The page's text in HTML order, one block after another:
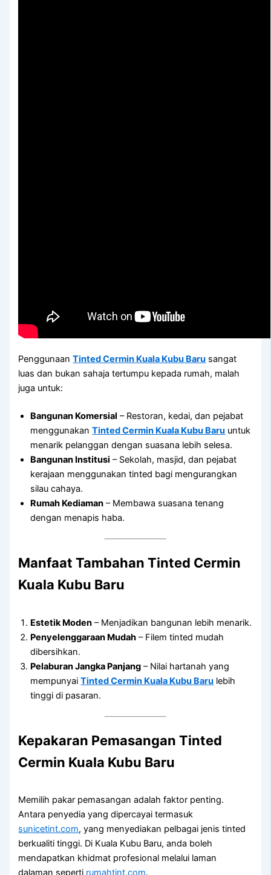
PenggunaanTinted Cermin Kuala Kubu Baru sangat
luas dan bukan sahaja tertumpu kepada rumah, malah
juga untuk:
Bangunan Komersial – Restoran, kedai, dan pejabat
menggunakanTinted Cermin Kuala Kubu Baru untuk
menarik pelanggan dengan suasana lebih selesa.
Bangunan Institusi – Sekolah, masjid, dan pejabat
kerajaan menggunakan tinted bagi mengurangkan
silau cahaya.
Rumah Kediaman – Membawa suasana tenang
dengan menapis haba.
Manfaat TambahanTinted Cermin
Kuala Kubu Baru
Estetik Moden – Menjadikan bangunan lebih menarik.
Penyelenggaraan Mudah – Filem tinted mudah
dibersihkan.
Pelaburan Jangka Panjang – Nilai hartanah yang
mempunyaiTinted Cermin Kuala Kubu Baru lebih
tinggi di pasaran.
Kepakaran PemasanganTinted
Cermin Kuala Kubu Baru
Memilih pakar pemasangan adalah faktor penting.
Antara penyedia yang dipercayai termasuk
sunicetint.com, yang menyediakan pelbagai jenis tinted
berkualiti tinggi. Di Kuala Kubu Baru, anda boleh
mendapatkan khidmat profesional melalui laman
dalaman seperti rumahtint.com.